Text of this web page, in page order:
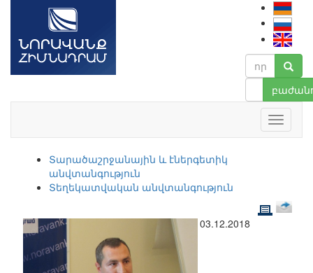
Տարածաշրջանային և էներգետիկ
անվտանգություն
Տեղեկատվական անվտանգություն
03.12.2018